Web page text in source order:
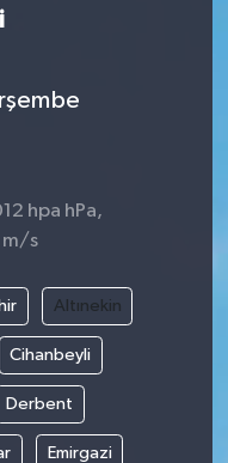
hpa hPa,
m/s
Altınekin
Cihanbeyli
Derbent
Emirgazi